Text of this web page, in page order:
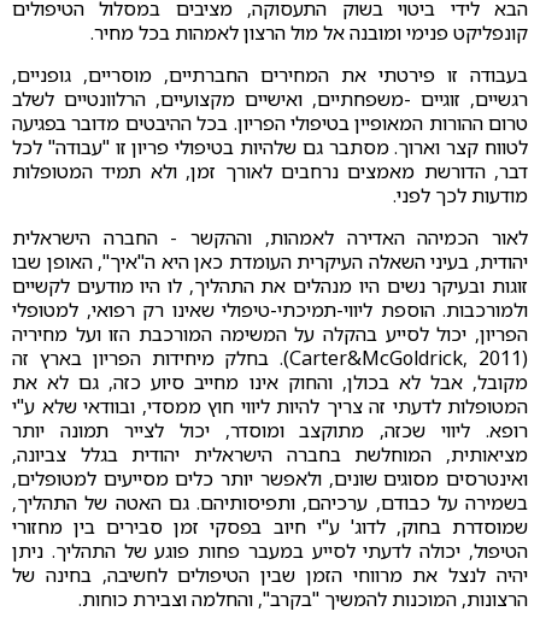
הבא לידי ביטוי בשוק התעסוקה, מציבים במסלול הטיפולים
קונפליקט פנימי ומובנה אל מול הרצון לאמהות בכל מחיר.
בעבודה זו פירטתי את המחירים החברתיים, מוסריים, גופניים,
רגשיים, זוגיים -משפחתיים, ואישיים מקצועיים, הרלוונטיים לשלב
טרום ההורות המאופיין בטיפולי הפריון. בכל ההיבטים מדובר בפגיעה
לטווח קצר וארוך. מסתבר גם שלהיות בטיפולי פריון זו "עבודה" לכל
דבר, הדורשת מאמצים נרחבים לאורך זמן, ולא תמיד המטופלות
מודעות לכך לפני.
לאור הכמיהה האדירה לאמהות, וההקשר - החברה הישראלית
יהודית, בעיני השאלה העיקרית העומדת כאן היא ה"איך", האופן שבו
זוגות ובעיקר נשים היו מנהלים את התהליך, לו היו מודעים לקשיים
ולמורכבות. הוספת ליווי-תמיכתי-טיפולי שאינו רק רפואי, למטופלי
הפריון, יכול לסייע בהקלה על המשימה המורכבת הזו ועל מחיריה
(Carter&McGoldrick, 2011). בחלק מיחידות הפריון בארץ זה
מקובל, אבל לא בכולן, והחוק אינו מחייב סיוע כזה, גם לא את
המטופלות לדעתי זה צריך להיות ליווי חוץ ממסדי, ובוודאי שלא ע"י
רופא. ליווי שכזה, מתוקצב ומוסדר, יכול לצייר תמונה יותר
מציאותית, המוחלשת בחברה הישראלית יהודית בגלל צביונה,
ואינטרסים מסוגים שונים, ולאפשר יותר כלים מסייעים למטופלים,
בשמירה על כבודם, ערכיהם, ותפיסותיהם. גם האטה של התהליך,
שמוסדרת בחוק, לדוג' ע"י חיוב בפסקי זמן סבירים בין מחזורי
הטיפול, יכולה לדעתי לסייע במעבר פחות פוגע של התהליך. ניתן
יהיה לנצל את מרווחי הזמן שבין הטיפולים לחשיבה, בחינה של
הרצונות, המוכנות להמשיך "בקרב", והחלמה וצבירת כוחות.